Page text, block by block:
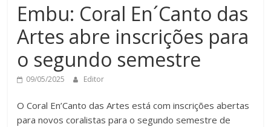
Embu: Coral En´Canto das
Artes abre inscrições para
o segundo semestre
09/05/2025 Editor
O Coral En’Canto das Artes está com inscrições abertas
para novos coralistas para o segundo semestre de